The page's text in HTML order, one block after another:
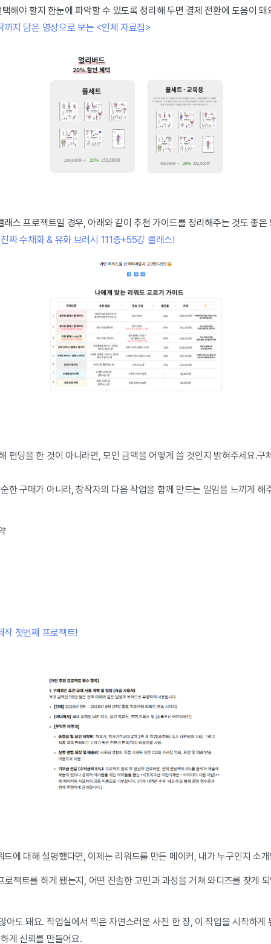
해야 할지 한눈에 파악할 수 있도록 정리해 두면 결제 전환에 도움이
까지 담은 영상으로 보는 <인체 자료집>
스 프로젝트일 경우, 아래와 같이 추천 가이드를 정리해주는 것도 좋
짜 수채화 & 유화 브러시 111종+55강 클래스!
펀딩을 한 것이 아니라면, 모인 금액을 어떻게 쓸 것인지 밝혀주세요.구
한 구매가 아니라, 창작자의 다음 작업을 함께 만드는 일임을 느끼게 해
작 첫번째 프로젝트!
드에 대해 설명했다면, 이제는 리워드를 만든 메이커, 내가 누구인지 소
로젝트를 하게 됐는지, 어떤 진솔한 고민과 과정을 거쳐 와디즈를 찾게
아도 돼요. 작업실에서 찍은 자연스러운 사진 한 장, 이 작업을 시작하게
게 신뢰를 만들어요.